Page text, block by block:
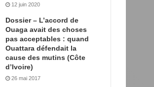
12 juin 2020
Dossier – L’accord de
Ouaga avait des choses
pas acceptables : quand
Ouattara défendait la
cause des mutins (Côte
d’Ivoire)
26 mai 2017